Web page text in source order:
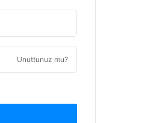
Unuttunuz mu?